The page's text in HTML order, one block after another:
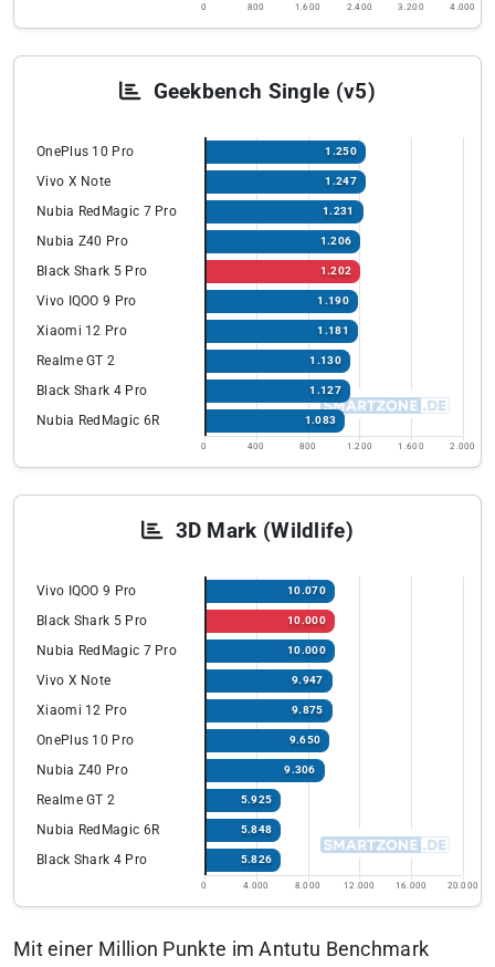
0 800 1.600 2.400 3.200 4.000
Geekbench Single (v5)
OnePlus 10 Pro 1.250
Vivo X Note 1.247
Nubia RedMagic 7 Pro 1.231
Nubia Z40 Pro 1.206
Black Shark 5 Pro 1.202
Vivo IQOO 9 Pro 1.190
Xiaomi 12 Pro 1.181
Realme GT 2 1.130
Black Shark 4 Pro 1.127
Nubia RedMagic 6R 1.083
0 400 800 1.200 1.600 2.000
3D Mark (Wildlife)
Vivo IQOO 9 Pro 10.070
Black Shark 5 Pro 10.000
Nubia RedMagic 7 Pro 10.000
Vivo X Note 9.947
Xiaomi 12 Pro 9.875
OnePlus 10 Pro 9.650
Nubia Z40 Pro 9.306
Realme GT 2 5.925
Nubia RedMagic 6R 5.848
Black Shark 4 Pro 5.826
0 4.000 8.000 12.000 16.000 20.000
Mit einer Million Punkte im Antutu Benchmark